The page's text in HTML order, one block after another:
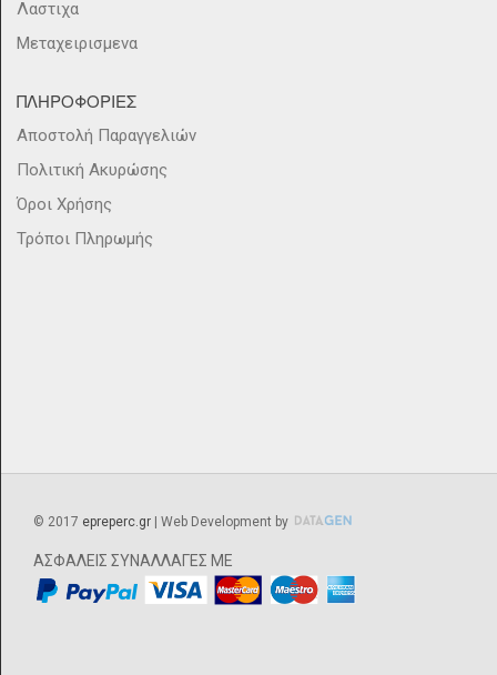
Λαστιχα
Μεταχειρισμενα
ΠΛΗΡΟΦΟΡΙΕΣ
Αποστολή Παραγγελιών
Πολιτική Ακυρώσης
Όροι Χρήσης
Τρόποι Πληρωμής
© 2017 epreperc.gr | Web Development by
ΑΣΦΑΛΕΙΣ ΣΥΝΑΛΛΑΓΕΣ ΜΕ